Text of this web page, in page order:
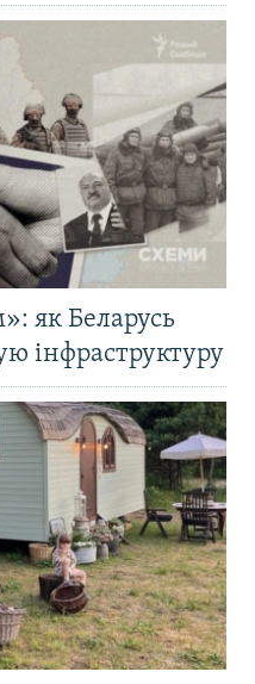
як Беларусь
інфраструктуру